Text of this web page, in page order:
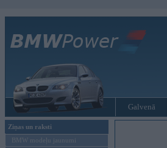
Galvenā
Ziņas un raksti
BMW modeļu jaunumi